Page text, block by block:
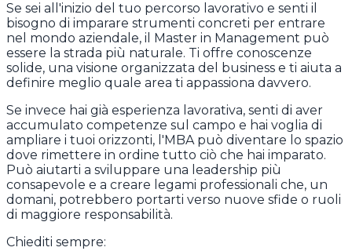
Se sei all'inizio del tuo percorso lavorativo e senti il
bisogno di imparare strumenti concreti per entrare
nel mondo aziendale, il Master in Management può
essere la strada più naturale. Ti offre conoscenze
solide, una visione organizzata del business e ti aiuta a
definire meglio quale area ti appassiona davvero.
Se invece hai già esperienza lavorativa, senti di aver
accumulato competenze sul campo e hai voglia di
ampliare i tuoi orizzonti, l'MBA può diventare lo spazio
dove rimettere in ordine tutto ciò che hai imparato.
Può aiutarti a sviluppare una leadership più
consapevole e a creare legami professionali che, un
domani, potrebbero portarti verso nuove sfide o ruoli
di maggiore responsabilità.
Chiediti sempre: